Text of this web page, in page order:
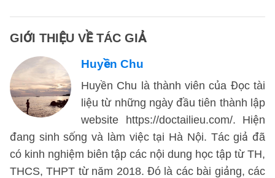
GIỚI THIỆU VỀ TÁC GIẢ
Huyền Chu
Huyền Chu là thành viên của Đọc tài
liệu từ những ngày đầu tiên thành lập
website https://doctailieu.com/. Hiện
đang sinh sống và làm việc tại Hà Nội. Tác giả đã
có kinh nghiệm biên tập các nội dung học tập từ TH,
THCS, THPT từ năm 2018. Đó là các bài giảng, các